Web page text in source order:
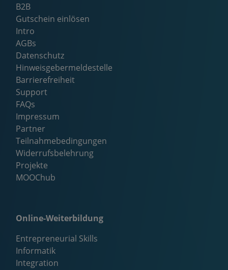
B2B
Gutschein einlösen
Intro
AGBs
Datenschutz
Hinweisgebermeldestelle
Barrierefreiheit
Support
FAQs
Impressum
Partner
Teilnahmebedingungen
Widerrufsbelehrung
Projekte
MOOChub
Online-Weiterbildung
Entrepreneurial Skills
Informatik
Integration